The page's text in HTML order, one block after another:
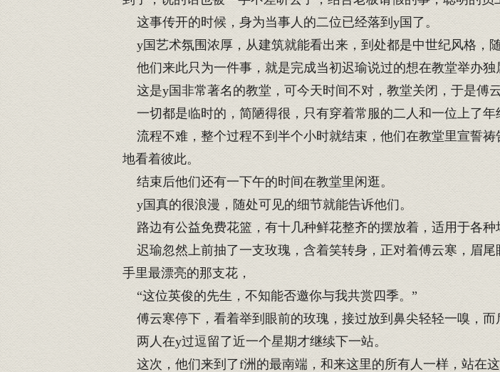
这事传开的时候，身为当事人的二位已经落到y国了。
y国艺术氛围浓厚，从建筑就能看出来，到处都是中世纪风格，
他们来此只为一件事，就是完成当初迟瑜说过的想在教堂举办独
这是y国非常著名的教堂，可今天时间不对，教堂关闭，于是傅
一切都是临时的，简陋得很，只有穿着常服的二人和一位上了年
流程不难，整个过程不到半个小时就结束，他们在教堂里宣誓
地看着彼此。
结束后他们还有一下午的时间在教堂里闲逛。
y国真的很浪漫，随处可见的细节就能告诉他们。
路边有公益免费花篮，有十几种鲜花整齐的摆放着，适用于各种
迟瑜忽然上前抽了一支玫瑰，含着笑转身，正对着傅云寒，眉
手里最漂亮的那支花，
“这位英俊的先生，不知能否邀你与我共赏四季。”
傅云寒停下，看着举到眼前的玫瑰，接过放到鼻尖轻轻一嗅，而
两人在y过逗留了近一个星期才继续下一站。
这次，他们来到了f洲的最南端，和来这里的所有人一样，站在